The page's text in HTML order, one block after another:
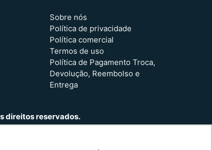
Sobre nós
Política de privacidade
Política comercial
Termos de uso
Política de Pagamento Troca,
Devolução, Reembolso e
Entrega
direitos reservados.